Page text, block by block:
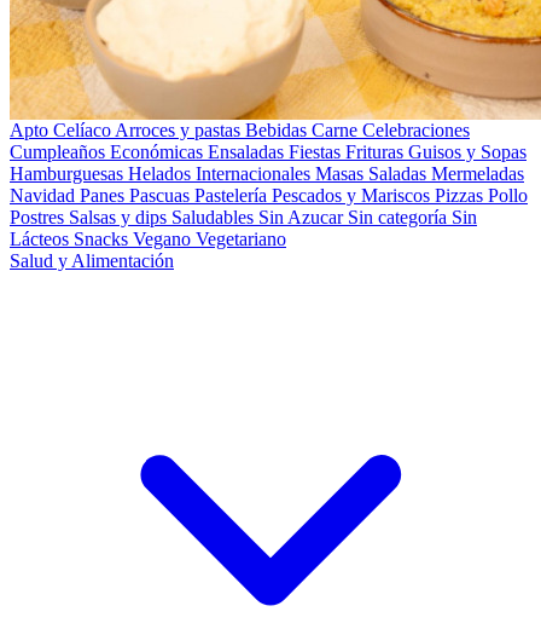
Apto Celíaco Arroces y pastas Bebidas Carne Celebraciones
Cumpleaños Económicas Ensaladas Fiestas Frituras Guisos y Sopas
Hamburguesas Helados Internacionales Masas Saladas Mermeladas
Navidad Panes Pascuas Pastelería Pescados y Mariscos Pizzas Pollo
Postres Salsas y dips Saludables Sin Azucar Sin categoría Sin
Lácteos Snacks Vegano Vegetariano
Salud y Alimentación